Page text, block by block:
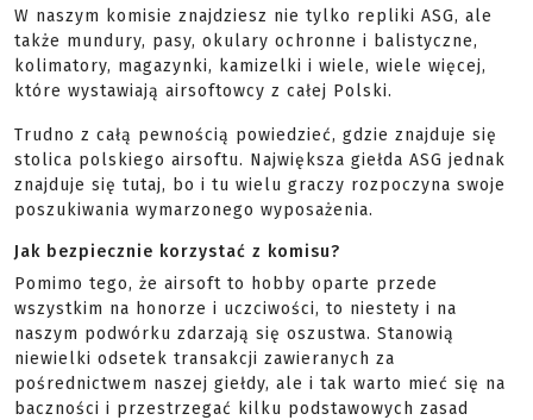
W naszym komisie znajdziesz nie tylko repliki ASG, ale
także mundury, pasy, okulary ochronne i balistyczne,
kolimatory, magazynki, kamizelki i wiele, wiele więcej,
które wystawiają airsoftowcy z całej Polski.
Trudno z całą pewnością powiedzieć, gdzie znajduje się
stolica polskiego airsoftu. Największa giełda ASG jednak
znajduje się tutaj, bo i tu wielu graczy rozpoczyna swoje
poszukiwania wymarzonego wyposażenia.
Jak bezpiecznie korzystać z komisu?
Pomimo tego, że airsoft to hobby oparte przede
wszystkim na honorze i uczciwości, to niestety i na
naszym podwórku zdarzają się oszustwa. Stanowią
niewielki odsetek transakcji zawieranych za
pośrednictwem naszej giełdy, ale i tak warto mieć się na
baczności i przestrzegać kilku podstawowych zasad